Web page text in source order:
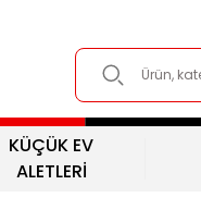
KÜÇÜK EV
ALETLERİ